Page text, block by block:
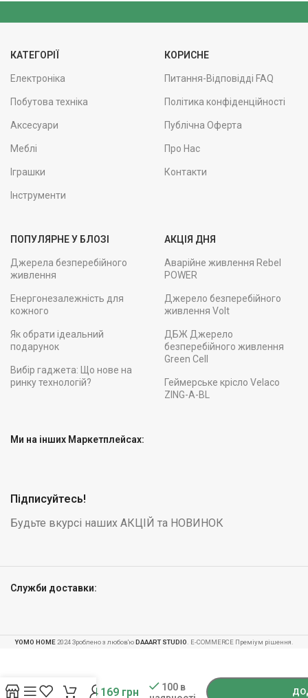
КАТЕГОРІЇ
Електроніка
Побутова техніка
Аксесуари
Меблі
Іграшки
Інструменти
КОРИСНЕ
Питання-Відповідді FAQ
Політика конфіденційності
Публічна Оферта
Про Нас
Контакти
ПОПУЛЯРНЕ У БЛОЗІ
Джерела безперебійного
живлення
Енергонезалежність для
кожного
Як обрати ідеальний
подарунок
Вибір гаджета: Що нове на
ринку технологій?
АКЦІЯ ДНЯ
Аварійне живлення Rebel
POWER
Джерело безперебійного
живлення Volt
ДБЖ Джерело
безперебійного живлення
Green Cell
Геймерське крісло Velaco
ZING-A-BL
Ми на інших Маркетплейсах:
Підписуйтесь!
Будьте вкурсі наших АКЦІЙ та НОВИНОК
Служби доставки:
YOMO HOME 2024 Зроблено з любов'юDAAART STUDIO . E-COMMERCE Преміум рішення.
самокат
4 169 грн
100 в